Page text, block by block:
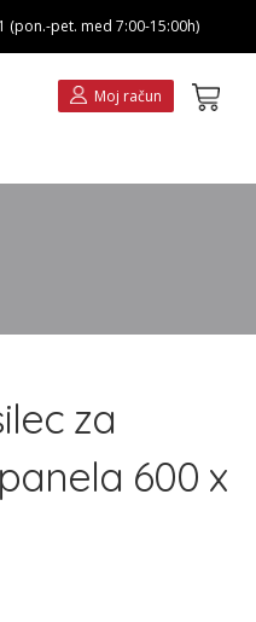
(pon.-pet. med 7:00-15:00h)
Moj račun
za
600 x